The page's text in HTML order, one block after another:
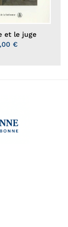
et le juge
€